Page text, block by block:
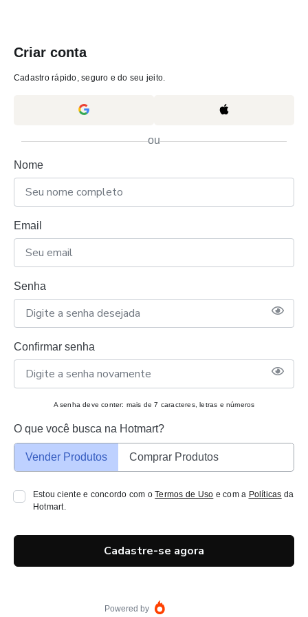
Criar conta
Cadastro rápido, seguro e do seu jeito.
ou
Nome
Email
Senha
Confirmar senha
A senha deve conter: mais de 7 caracteres, letras e números
O que você busca na Hotmart?
Vender Produtos Comprar Produtos
Estou ciente e concordo com oTermos de Uso e com a Políticas da
Hotmart.
Cadastre-se agora
Powered by